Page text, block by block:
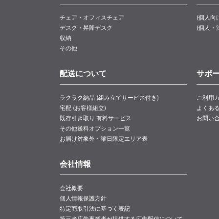
チェア・オフィスチェア
デスク・昇降デスク
収納
その他
(個人向
(個人・
配送について
ラクラク納品 (組み立てサービス付き)
宅配 (お客様組立)
既存引き取り 有料サービス
その他送料オプション一覧
お届け対象外・曜日限定エリア表
サポ
ご利用
よくあ
お問い
会社情報
会社概要
個人情報保護方針
特定商取引法に基づく表記